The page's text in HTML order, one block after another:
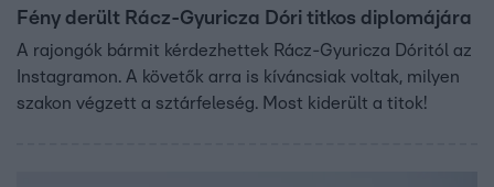
Fény derült Rácz-Gyuricza Dóri titkos diplomájára
A rajongók bármit kérdezhettek Rácz-Gyuricza Dóritól az
Instagramon. A követők arra is kíváncsiak voltak, milyen
szakon végzett a sztárfeleség. Most kiderült a titok!